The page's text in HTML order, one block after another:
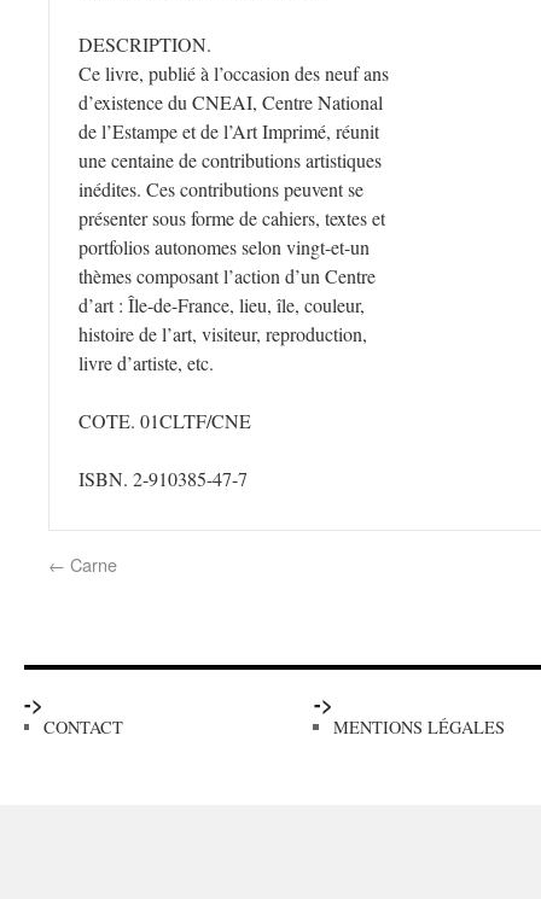
DESCRIPTION.
Ce livre, publié à l’occasion des neuf ans
d’existence du CNEAI, Centre National
de l’Estampe et de l’Art Imprimé, réunit
une centaine de contributions artistiques
inédites. Ces contributions peuvent se
présenter sous forme de cahiers, textes et
portfolios autonomes selon vingt-et-un
thèmes composant l’action d’un Centre
d’art : Île-de-France, lieu, île, couleur,
histoire de l’art, visiteur, reproduction,
livre d’artiste, etc.
COTE. 01CLTF/CNE
ISBN. 2-910385-47-7
← Carne
->
CONTACT
->
MENTIONS LÉGALES